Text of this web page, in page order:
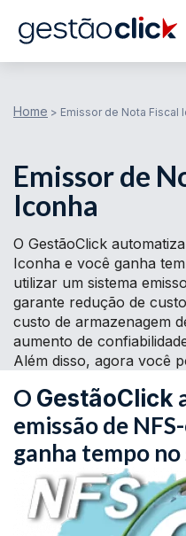
Home > Emissor de Nota Fiscal
Emissor de
Iconha
O GestãoClick
Iconha e você ganha
utilizar um sistema
garante redução de
custo de armazenagem
aumento de
Além disso, agora você
O GestãoClick
emissão de
ganha tempo